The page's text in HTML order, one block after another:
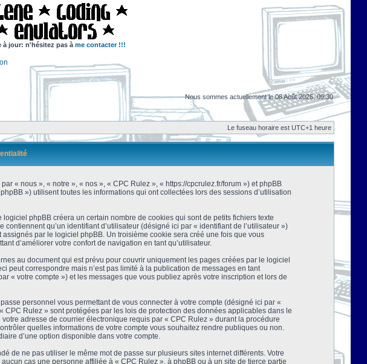
à jour: n'hésitez pas à me contacter !!!
Nous sommes actuellement le 08 Août 2026, 09:30
Le fuseau horaire est UTC+1 heure
« nous », « notre », « nos », « CPC Rulez », « https://cpcrulez.fr/forum ») et phpBB
») utilisent toutes les informations qui ont collectées lors des sessions d’utilisation
phpBB créera un certain nombre de cookies qui sont de petits fichiers texte
qu’un identifiant d’utilisateur (désigné ici par « identifiant de l’utilisateur »)
par le logiciel phpBB. Un troisième cookie sera créé une fois que vous
d’améliorer votre confort de navigation en tant qu’utilisateur.
au document qui est prévu pour couvrir uniquement les pages créées par le logiciel
peut correspondre mais n’est pas limité à la publication de messages en tant
« votre compte ») et les messages que vous publiez après votre inscription et lors de
personnel vous permettant de vous connecter à votre compte (désigné ici par «
Rulez » sont protégées par les lois de protection des données applicables dans le
adresse de courrier électronique requis par « CPC Rulez » durant la procédure
quelles informations de votre compte vous souhaitez rendre publiques ou non.
d’une option disponible dans votre compte.
de ne pas utiliser le même mot de passe sur plusieurs sites internet différents. Votre
cas une personne affiliée à « CPC Rulez », à phpBB ou à un site de tierce partie